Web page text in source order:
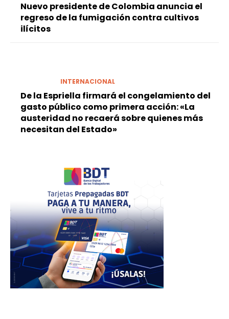
Nuevo presidente de Colombia anuncia el
regreso de la fumigación contra cultivos
ilícitos
INTERNACIONAL
De la Espriella firmará el congelamiento del
gasto público como primera acción: «La
austeridad no recaerá sobre quienes más
necesitan del Estado»